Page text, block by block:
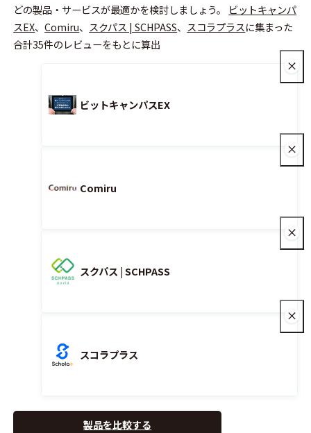
どの製品・サービスが最適かを検討しましょう。 ビットキャンパ
スEX、Comiru、 スクパス | SCHPASS、 スコラプラスに集まった
合計35件のレビューをもとに算出
ビットキャンパスEX
Comiru
スクパス | SCHPASS
スコラプラス
製品を比較する